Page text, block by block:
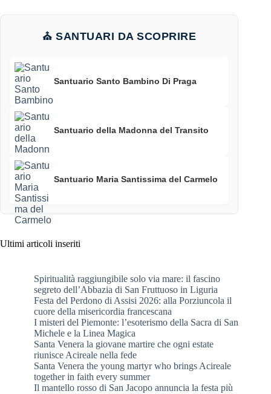
⛪ SANTUARI DA SCOPRIRE
Santuario Santo Bambino Di Praga
Santuario della Madonna del Transito
Santuario Maria Santissima del Carmelo
Ultimi articoli inseriti
Spiritualità raggiungibile solo via mare: il fascino
segreto dell’Abbazia di San Fruttuoso in Liguria
Festa del Perdono di Assisi 2026: alla Porziuncola il
cuore della misericordia francescana
I misteri del Piemonte: l’esoterismo della Sacra di San
Michele e la Linea Magica
Santa Venera la giovane martire che ogni estate
riunisce Acireale nella fede
Santa Venera the young martyr who brings Acireale
together in faith every summer
Il mantello rosso di San Jacopo annuncia la festa più